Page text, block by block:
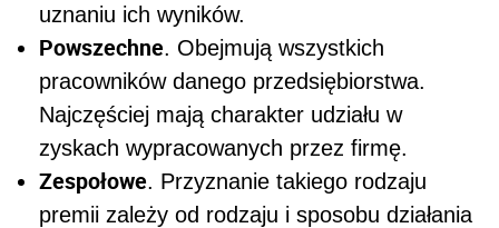
uznaniu ich wyników.
Powszechne. Obejmują wszystkich
pracowników danego przedsiębiorstwa.
Najczęściej mają charakter udziału w
zyskach wypracowanych przez firmę.
Zespołowe. Przyznanie takiego rodzaju
premii zależy od rodzaju i sposobu działania